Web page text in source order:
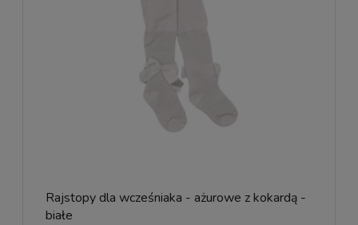
Rajstopy dla wcześniaka - ażurowe z kokardą -
białe